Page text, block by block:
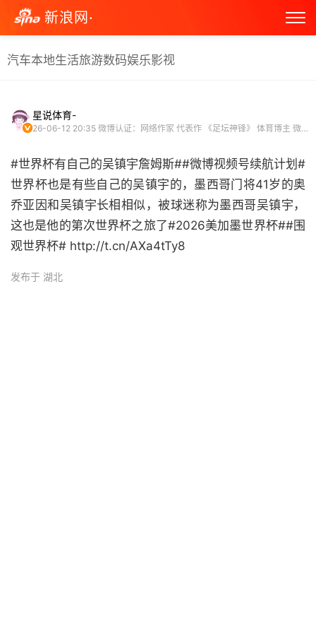
新浪网·
汽车本地生活旅游数码娱乐影视
星说体育-
26-06-12 20:35 微博认证：网络作家 代表作 《足坛神锋》 体育博主 微博原创视频博主
#世界杯有自己的吴镇宇詹姆斯##微博视频号续航计划#
世界杯也是有些自己的吴镇宇的，墨西哥门将41岁的奥
乔亚因和吴镇宇长相相似，被球迷称为墨西哥吴镇宇，
这也是他的第次世界杯之旅了#2026美加墨世界杯##围
观世界杯# http://t.cn/AXa4tTy8 ​
发布于 湖北